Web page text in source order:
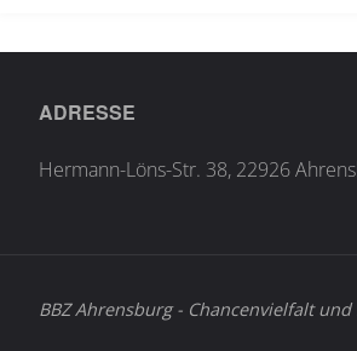
ADRESSE
Hermann-Löns-Str. 38, 22926
BBZ Ahrensburg - Chancenvielfalt